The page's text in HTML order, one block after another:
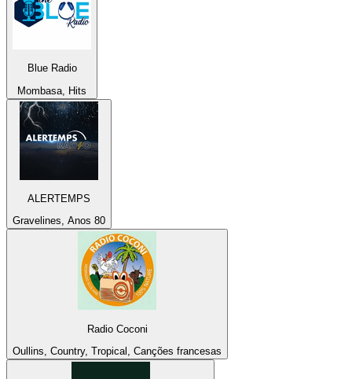
Blue Radio
Mombasa, Hits
ALERTEMPS
Gravelines, Anos 80
Radio Coconi
Oullins, Country, Tropical, Canções francesas